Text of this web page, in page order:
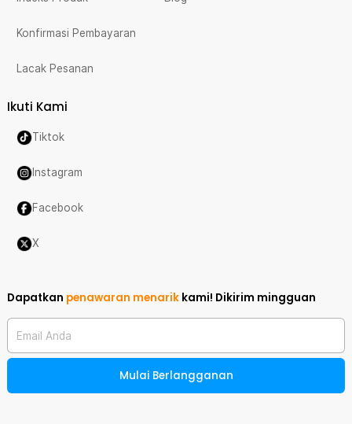
Konfirmasi Pembayaran
Lacak Pesanan
Ikuti Kami
Tiktok
Instagram
Facebook
X
Dapatkan penawaran menarik kami! Dikirim mingguan
Email Anda
Mulai Berlangganan